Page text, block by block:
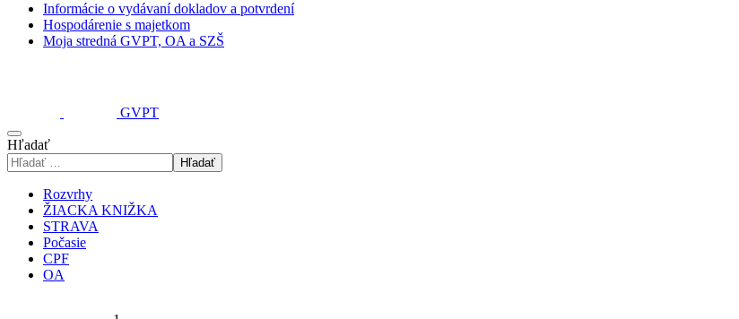
Informácie o vydávaní dokladov a potvrdení
Hospodárenie s majetkom
Moja stredná GVPT, OA a SZŠ
GVPT
Hľadať
Hľadať
Rozvrhy
ŽIACKA KNIŽKA
STRAVA
Počasie
CPF
OA